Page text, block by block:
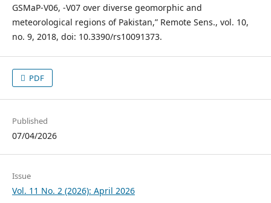
GSMaP-V06, -V07 over diverse geomorphic and
meteorological regions of Pakistan,” Remote Sens., vol. 10,
no. 9, 2018, doi: 10.3390/rs10091373.
PDF
Published
07/04/2026
Issue
Vol. 11 No. 2 (2026): April 2026